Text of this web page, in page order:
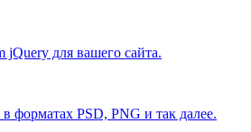
jQuery для вашего сайта.
форматах PSD, PNG и так далее.